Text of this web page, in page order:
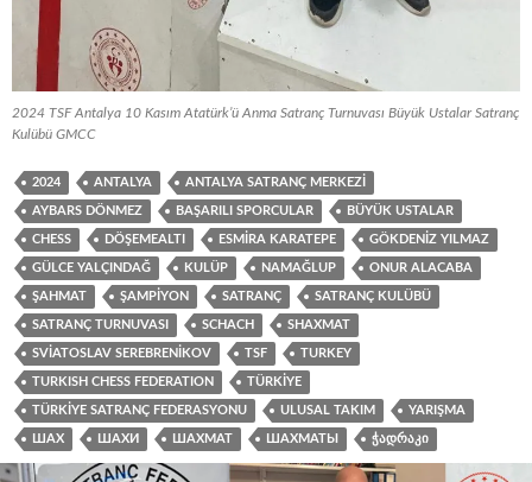
2024 TSF Antalya 10 Kasım Atatürk’ü Anma Satranç Turnuvası Büyük Ustalar Satranç
Kulübü GMCC
2024 ANTALYA ANTALYA SATRANÇ MERKEZI
AYBARS DÖNMEZ BAŞARILI SPORCULAR BÜYÜK USTALAR
CHESS DÖŞEMEALTI ESMIRA KARATEPE GÖKDENIZ YILMAZ
GÜLCE YALÇINDAĞ KULÜP NAMAĞLUP ONUR ALACABA
ŞAHMAT ŞAMPIYON SATRANÇ SATRANÇ KULÜBÜ
SATRANÇ TURNUVASI SCHACH SHAXMAT
SVIATOSLAV SEREBRENIKOV TSF TURKEY
TURKISH CHESS FEDERATION TÜRKIYE
TÜRKIYE SATRANÇ FEDERASYONU ULUSAL TAKIM YARIŞMA
ШАХ ШАХИ ШАХМАТ ШАХМАТЫ ᲭᲐᲓᲠᲐᲙᲘ